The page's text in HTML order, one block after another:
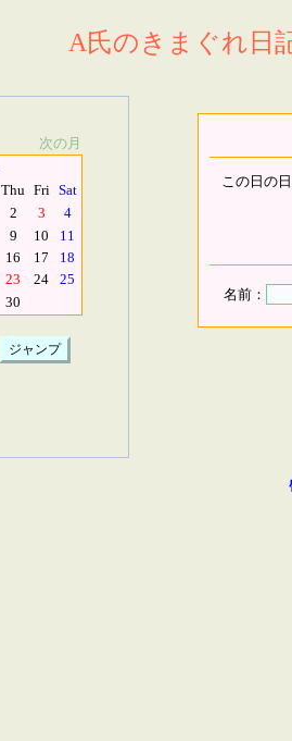
A氏のきまぐれ日
次の月
Thu Fri Sat
2 3
4
9 10
11
16 17
18
23 24
25
30
この日の
名前：